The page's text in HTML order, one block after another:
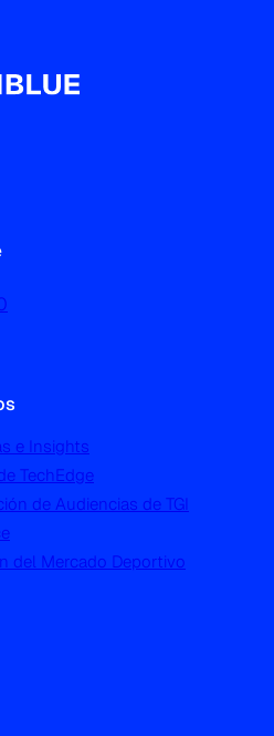
e Insights
TechEdge
de Audiencias de TGI
del Mercado Deportivo